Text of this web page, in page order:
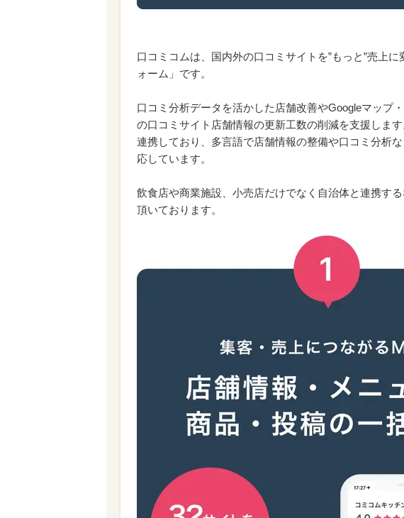
口コミコムは、国内外の口コミサイトを”もっと”売上
ォーム」です。
口コミ分析データを活かした店舗改善やGoogleマップ
の口コミサイト店舗情報の更新工数の削減を支援しま
連携しており、多言語で店舗情報の整備や口コミ分析
応しています。
飲食店や商業施設、小売店だけでなく自治体と連携す
頂いております。